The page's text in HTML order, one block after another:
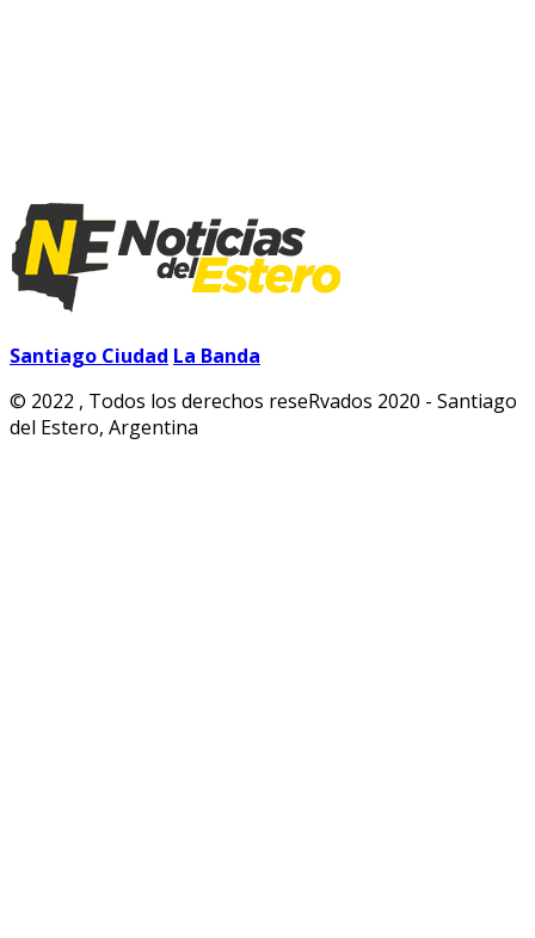
Santiago Ciudad La Banda
© 2022 , Todos los derechos reseRvados 2020 - Santiago
del Estero, Argentina